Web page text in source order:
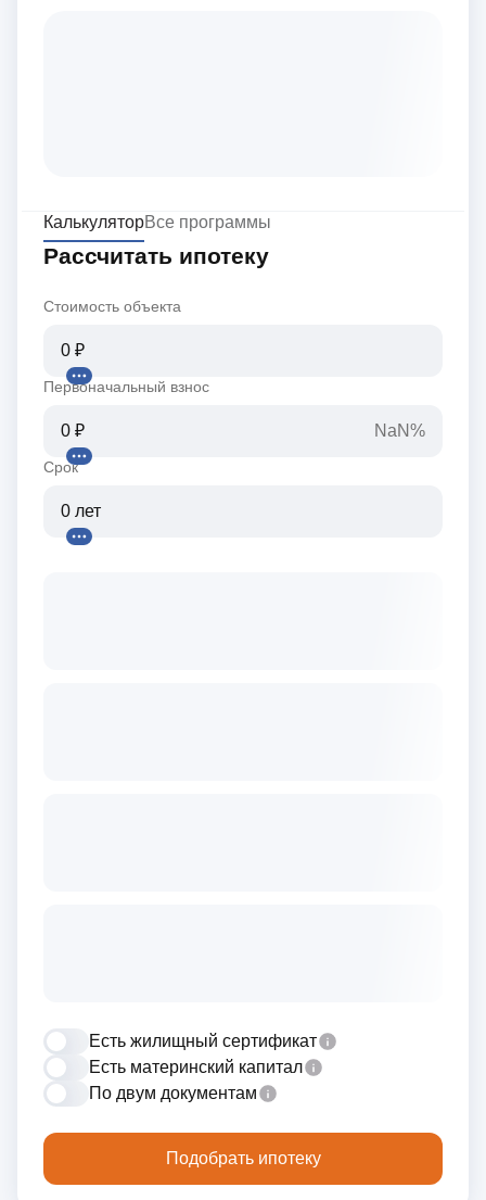
КалькуляторВсе программы
Рассчитать ипотеку
Стоимость объекта
Первоначальный взнос
NaN%
Срок
Есть жилищный сертификат
Есть материнский капитал
По двум документам
Подобрать ипотеку